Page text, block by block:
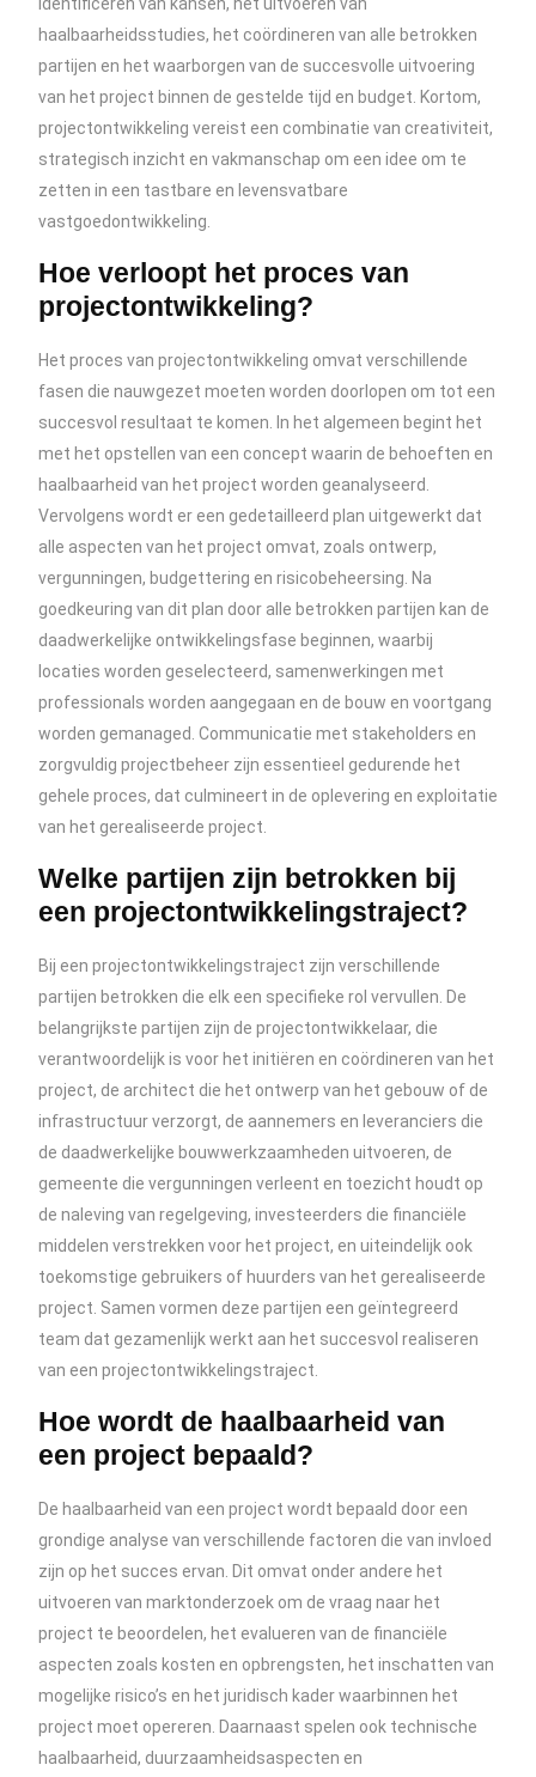
haalbaarheidsstudies, het coördineren van alle betrokken
partijen en het waarborgen van de succesvolle uitvoering
van het project binnen de gestelde tijd en budget. Kortom,
projectontwikkeling vereist een combinatie van creativiteit,
strategisch inzicht en vakmanschap om een idee om te
zetten in een tastbare en levensvatbare
vastgoedontwikkeling.
Hoe verloopt het proces van
projectontwikkeling?
Het proces van projectontwikkeling omvat verschillende
fasen die nauwgezet moeten worden doorlopen om tot een
succesvol resultaat te komen. In het algemeen begint het
met het opstellen van een concept waarin de behoeften en
haalbaarheid van het project worden geanalyseerd.
Vervolgens wordt er een gedetailleerd plan uitgewerkt dat
alle aspecten van het project omvat, zoals ontwerp,
vergunningen, budgettering en risicobeheersing. Na
goedkeuring van dit plan door alle betrokken partijen kan de
daadwerkelijke ontwikkelingsfase beginnen, waarbij
locaties worden geselecteerd, samenwerkingen met
professionals worden aangegaan en de bouw en voortgang
worden gemanaged. Communicatie met stakeholders en
zorgvuldig projectbeheer zijn essentieel gedurende het
gehele proces, dat culmineert in de oplevering en exploitatie
van het gerealiseerde project.
Welke partijen zijn betrokken bij
een projectontwikkelingstraject?
Bij een projectontwikkelingstraject zijn verschillende
partijen betrokken die elk een specifieke rol vervullen. De
belangrijkste partijen zijn de projectontwikkelaar, die
verantwoordelijk is voor het initiëren en coördineren van het
project, de architect die het ontwerp van het gebouw of de
infrastructuur verzorgt, de aannemers en leveranciers die
de daadwerkelijke bouwwerkzaamheden uitvoeren, de
gemeente die vergunningen verleent en toezicht houdt op
de naleving van regelgeving, investeerders die financiële
middelen verstrekken voor het project, en uiteindelijk ook
toekomstige gebruikers of huurders van het gerealiseerde
project. Samen vormen deze partijen een geïntegreerd
team dat gezamenlijk werkt aan het succesvol realiseren
van een projectontwikkelingstraject.
Hoe wordt de haalbaarheid van
een project bepaald?
De haalbaarheid van een project wordt bepaald door een
grondige analyse van verschillende factoren die van invloed
zijn op het succes ervan. Dit omvat onder andere het
uitvoeren van marktonderzoek om de vraag naar het
project te beoordelen, het evalueren van de financiële
aspecten zoals kosten en opbrengsten, het inschatten van
mogelijke risico’s en het juridisch kader waarbinnen het
project moet opereren. Daarnaast spelen ook technische
haalbaarheid, duurzaamheidsaspecten en